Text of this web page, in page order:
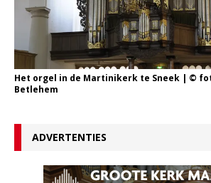
Het orgel in de Martinikerk te Sneek | ©
Betlehem
ADVERTENTIES